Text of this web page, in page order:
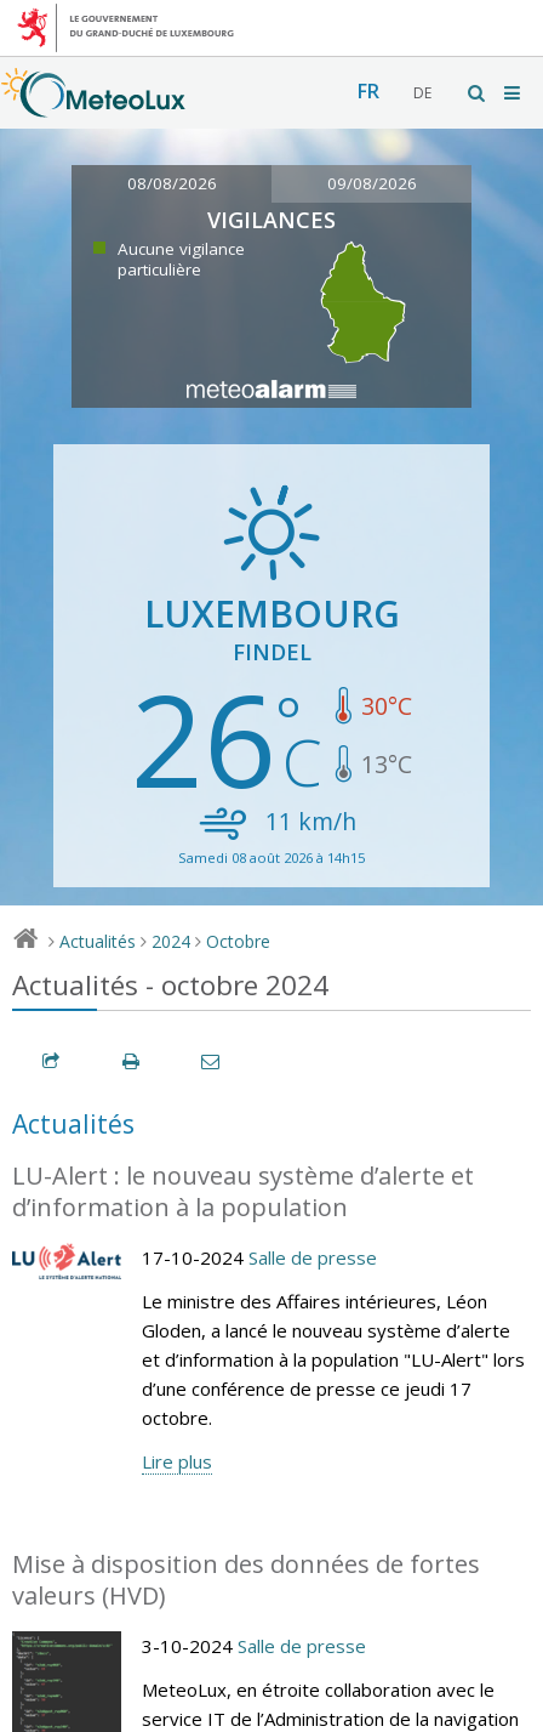
FR DE
08/08/2026 09/08/2026
VIGILANCES
Aucune vigilance
particulière
LUXEMBOURG
FINDEL
26 30°C
13°C
11 km/h
Samedi 08 août 2026 à 14h15
> Actualités > 2024 > Octobre
Actualités - octobre 2024
Actualités
LU-Alert : le nouveau système d’alerte et
d’information à la population
17-10-2024 Salle de presse
Le ministre des Affaires intérieures, Léon
Gloden, a lancé le nouveau système d’alerte
et d’information à la population "LU-Alert" lors
d’une conférence de presse ce jeudi 17
octobre.
Lire plus
Mise à disposition des données de fortes
valeurs (HVD)
3-10-2024 Salle de presse
MeteoLux, en étroite collaboration avec le
service IT de l’Administration de la navigation